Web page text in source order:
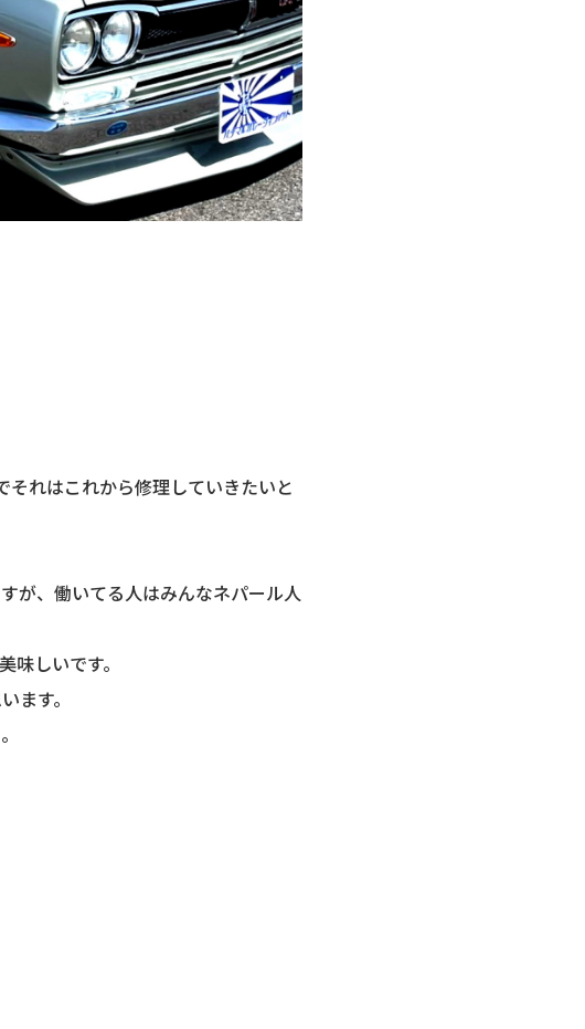
れはこれから修理していきたいと
が、働いてる人はみんなネパール人
しいです。
ます。